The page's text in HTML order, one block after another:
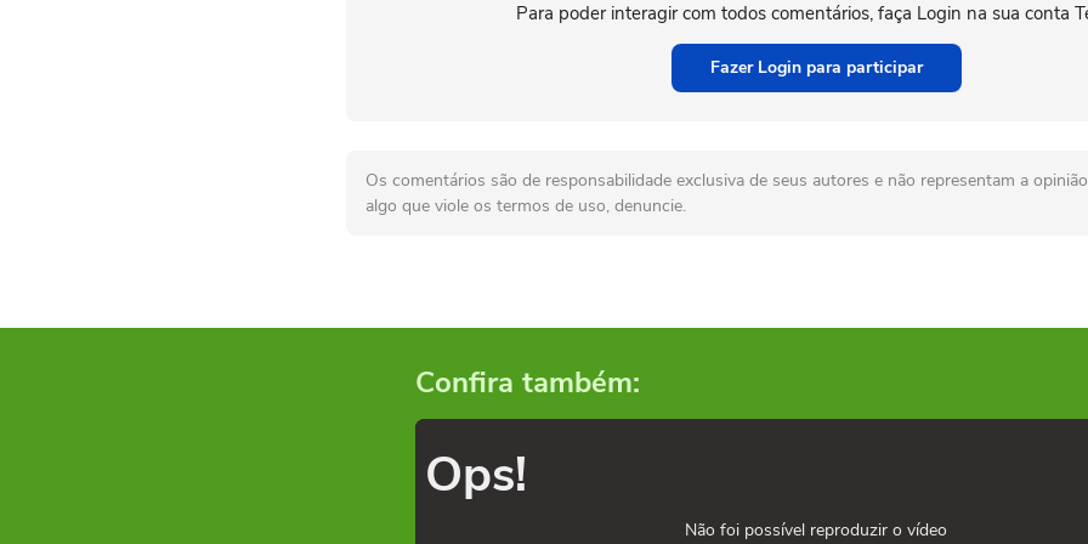
Para poder interagir com todos comentários, faça Login na sua conta
Fazer Login para participar
Os comentários são de responsabilidade exclusiva de seus autores e não representam a
algo que viole os termos de uso, denuncie.
Confira também:
Ops!
Não foi possível reproduzir o vídeo